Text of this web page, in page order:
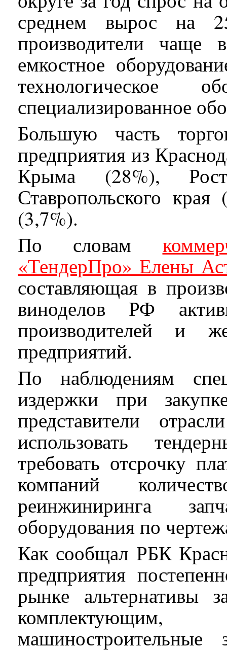
среднем вырос на
производители чаще
емкостное
технологическое
специализированное
Большую часть
предприятия из
Крыма (28%),
Ставропольского
(3,7%).
По словам
«ТендерПро» Елены
составляющая в
виноделов РФ
производителей и
предприятий.
По наблюдениям
издержки при
представители
использовать
требовать отсрочку
компаний
реинжиниринга
оборудования по
Как сообщал РБК
предприятия
рынке альтернативы